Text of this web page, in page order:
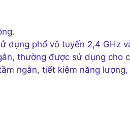
dụng phổ vô tuyến 2,4 GHz
thường được sử dụng cho
ngắn, tiết kiệm năng